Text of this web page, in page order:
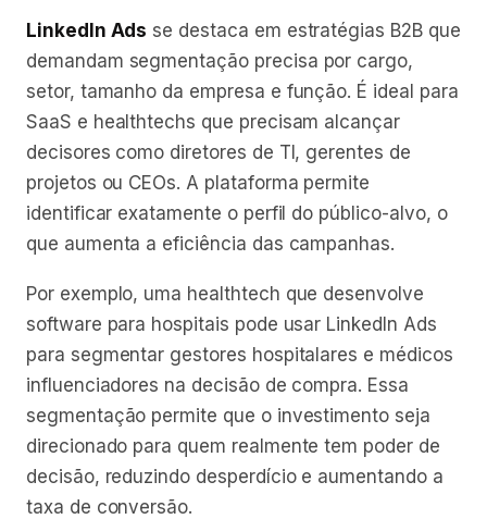
LinkedIn Ads se destaca em estratégias B2B que
demandam segmentação precisa por cargo,
setor, tamanho da empresa e função. É ideal para
SaaS e healthtechs que precisam alcançar
decisores como diretores de TI, gerentes de
projetos ou CEOs. A plataforma permite
identificar exatamente o perfil do público-alvo, o
que aumenta a eficiência das campanhas.
Por exemplo, uma healthtech que desenvolve
software para hospitais pode usar LinkedIn Ads
para segmentar gestores hospitalares e médicos
influenciadores na decisão de compra. Essa
segmentação permite que o investimento seja
direcionado para quem realmente tem poder de
decisão, reduzindo desperdício e aumentando a
taxa de conversão.